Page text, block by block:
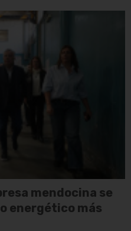
mendocina se
energético más